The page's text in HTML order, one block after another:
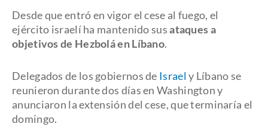
Desde que entró en vigor el cese al fuego, el
ejército israelí ha mantenido susataques a
objetivos de Hezbolá en Líbano.
Delegados de los gobiernos de Israely Líbano se
reunieron durante dos días en Washington y
anunciaron la extensión del cese, que terminaría el
domingo.